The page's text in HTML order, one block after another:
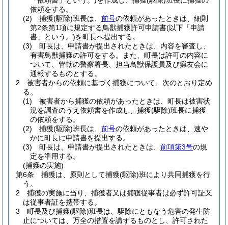
依頼をする。
(2)
捕獲(駆除)班長は、 前号の依頼があったときは、細則
第2条第1項に規定する鳥獣捕獲許可申請書(以下「申請
書」という。)を町長へ提出する。
(3)
町長は、申請書が提出されたときは、内容を審査し、
有害鳥獣捕獲の許可をする。
また、町長は許可の内容に
ついて、管轄の警察署長、担当鳥獣保護員及び猟友会に
通報するものとする。
2
被害者からの依頼に基づく捕獲について、次のとおり定め
る。
(1)
被害者から捕獲の依頼があったときは、町長は被害状
況を調査のうえ依頼書を作成し、捕獲(駆除)班長に捕獲
の依頼をする。
(2)
捕獲(駆除)班長は、 前号の依頼があったときは、速や
かに町長に申請書を提出する。
(3)
町長は、申請書が提出されたときは、 前項第3号の規
定を準用する。
(捕獲の実施)
第6条
捕獲は、原則として捕獲(駆除)班により共同捕獲を行
う。
2
捕獲の実施に当り、捕獲者又は捕獲従事者は必ず許可証又
は従事者証を携帯する。
3
町長及び捕獲(駆除)班長は、駆除にともなう危害の発生防
止については、万全の措置を講ずるものとし、許可された